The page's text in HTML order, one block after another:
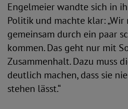
Engelmeier wandte sich in
Politik und machte klar: „Wir
gemeinsam durch ein paar
kommen. Das geht nur mit
Zusammenhalt. Dazu muss
deutlich machen, dass sie
stehen lässt.“